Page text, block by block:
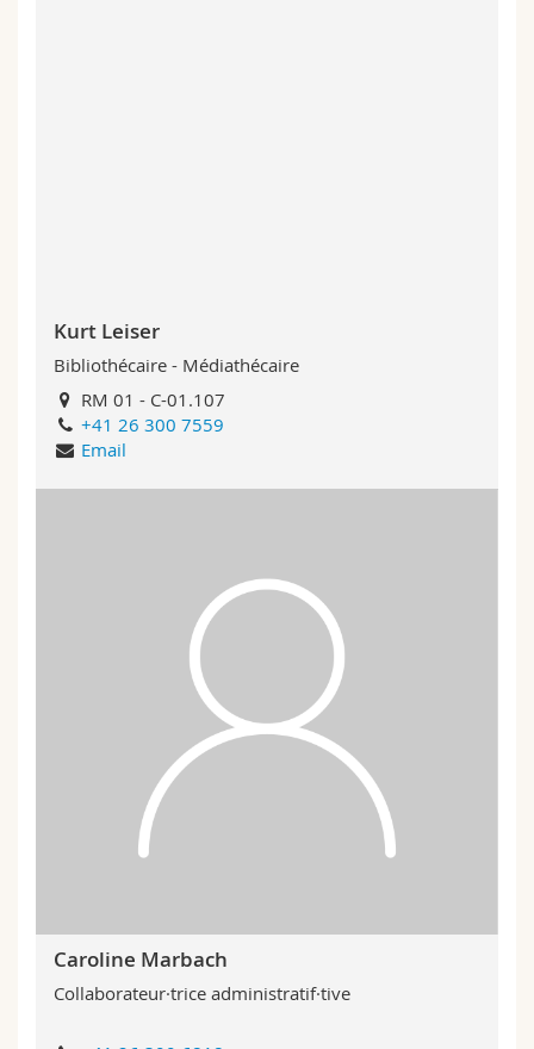
Kurt Leiser
Bibliothécaire - Médiathécaire
RM 01 - C-01.107
+41 26 300 7559
Email
Caroline Marbach
Collaborateur·trice administratif·tive